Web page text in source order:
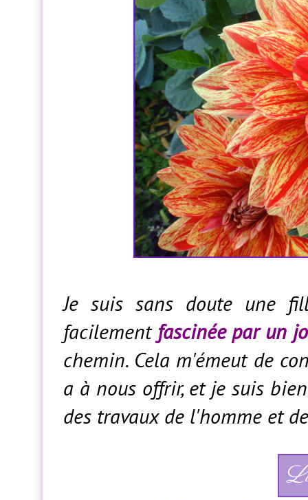
Je suis sans doute une
facilement fascinée par un
chemin. Cela m'émeut de
a à nous offrir, et je suis
des travaux de l'homme et